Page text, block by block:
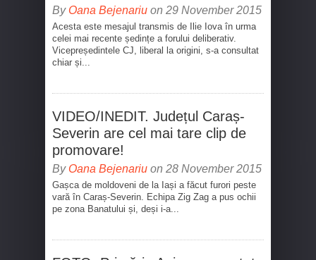
By Oana Bejenariu on 29 November 2015
Acesta este mesajul transmis de Ilie Iova în urma
celei mai recente ședințe a forului deliberativ.
Vicepreședintele CJ, liberal la origini, s-a consultat
chiar și...
VIDEO/INEDIT. Județul Caraș-
Severin are cel mai tare clip de
promovare!
By Oana Bejenariu on 28 November 2015
Gașca de moldoveni de la Iași a făcut furori peste
vară în Caraș-Severin. Echipa Zig Zag a pus ochii
pe zona Banatului și, deși i-a...